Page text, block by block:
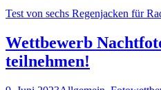
Test von sechs Regenjacken für
Wettbewerb
teilnehmen!